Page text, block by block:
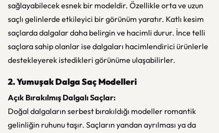
sağlayabilecek esnek bir modeldir. Özellikle orta ve uzun
saçlı gelinlerde etkileyici bir görünüm yaratır. Katlı kesim
saçlarda dalgalar daha belirgin ve hacimli durur. İnce telli
saçlara sahip olanlar ise dalgaları hacimlendirici ürünlerle
destekleyerek istedikleri görünüme ulaşabilirler.
2. Yumuşak Dalga Saç Modelleri
Açık Bırakılmış Dalgalı Saçlar:
Doğal dalgaların serbest bırakıldığı modeller romantik
gelinliğin ruhunu taşır. Saçların yandan ayrılması ya da